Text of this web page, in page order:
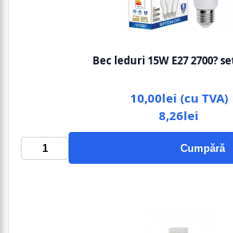
Bec leduri 15W E27 2700?
10,00lei (cu TVA)
8,26lei
Cumpără